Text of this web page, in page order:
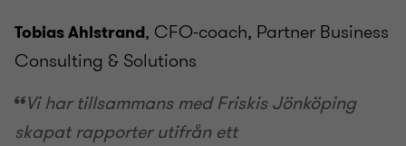
Tobias Ahlstrand, CFO-coach, Partner Business
Consulting & Solutions
Vi har tillsammans med Friskis Jönköping
skapat rapporter utifrån ett